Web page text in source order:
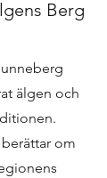
Berg
älgen och
om